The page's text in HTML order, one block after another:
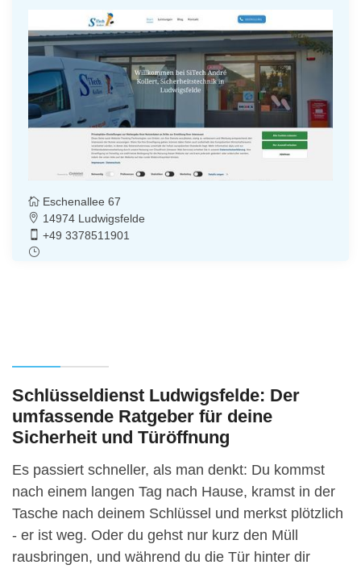
Eschenallee 67
14974 Ludwigsfelde
+49 3378511901
Schlüsseldienst Ludwigsfelde: Der
umfassende Ratgeber für deine
Sicherheit und Türöffnung
Es passiert schneller, als man denkt: Du kommst
nach einem langen Tag nach Hause, kramst in der
Tasche nach deinem Schlüssel und merkst plötzlich
- er ist weg. Oder du gehst nur kurz den Müll
rausbringen, und während du die Tür hinter dir